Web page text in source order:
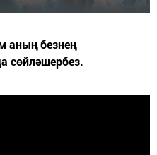
аның безнең
сөйләшербез.